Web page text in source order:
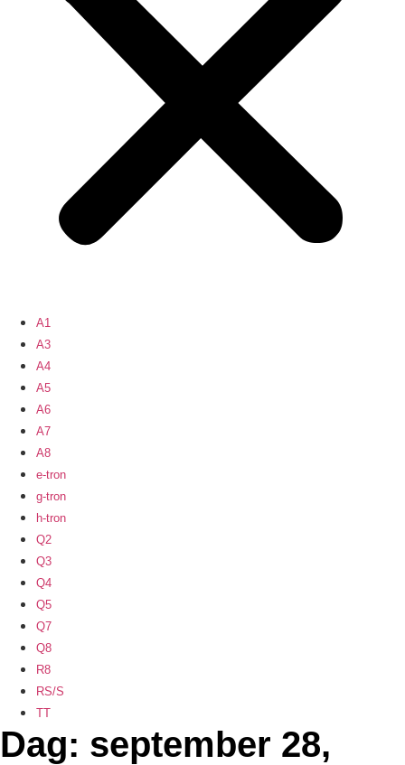
A1
A3
A4
A5
A6
A7
A8
e-tron
g-tron
h-tron
Q2
Q3
Q4
Q5
Q7
Q8
R8
RS/S
TT
Dag: september 28,